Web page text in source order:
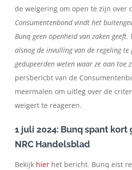
de weigering om open te zijn over
Consumentenbond vindt het
Bunq geen openheid van zaken
alsnog de invulling van de regeling
gedupeerden weten waar ze aan toe
persbericbt van de
meermalen om uitleg over de
weigert te reageren.
1 juli 2024: Bunq spant kort
NRC Handelsblad
Bekijk hier het bericht. Bunq eist